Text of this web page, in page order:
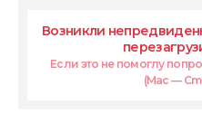
Возникли
Если это не помоглу
(Mac —